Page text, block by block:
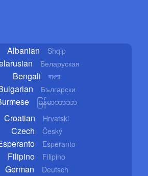
Albanian Shqip
Беларуская
Bengali বাংলা
Български
မြန်မာဘာသာ
Croatian Hrvatski
Czech Český
Esperanto
Filipino Filipino
German Deutsch